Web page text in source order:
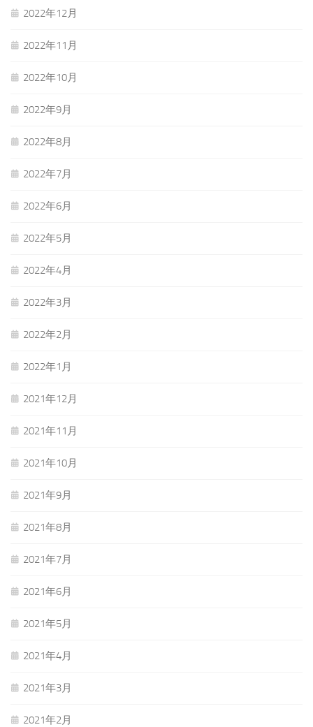
2022年12月
2022年11月
2022年10月
2022年9月
2022年8月
2022年7月
2022年6月
2022年5月
2022年4月
2022年3月
2022年2月
2022年1月
2021年12月
2021年11月
2021年10月
2021年9月
2021年8月
2021年7月
2021年6月
2021年5月
2021年4月
2021年3月
2021年2月